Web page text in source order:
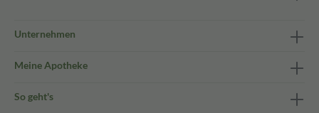
Unternehmen
Meine Apotheke
So geht's